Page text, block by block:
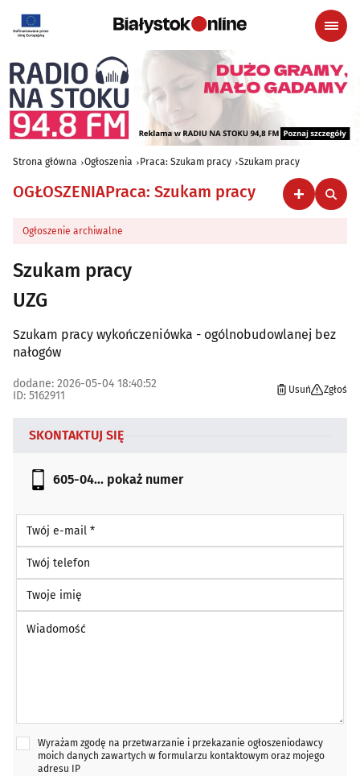
Strona główna Ogłoszenia Praca: Szukam pracy Szukam pracy
OGŁOSZENIAPraca: Szukam pracy
Ogłoszenie archiwalne
Szukam pracy
UZG
Szukam pracy wykończeniówka - ogólnobudowlanej bez
nałogów
dodane: 2026-05-04 18:40:52
ID: 5162911
Usuń Zgłoś
SKONTAKTUJ SIĘ
605-04... pokaż numer
Twój e-mail *
Twój telefon
Twoje imię
Wyrażam zgodę na przetwarzanie i przekazanie ogłoszeniodawcy
moich danych zawartych w formularzu kontaktowym oraz mojego
adresu IP